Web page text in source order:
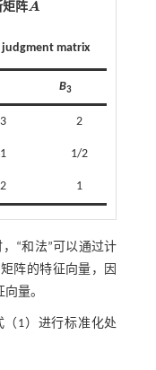
矩阵A
A
judgment matrix
B3
3 2
1 1/2
2 1
“和法”可以通过计
阵的特征向量，因
量。
（1） 进行标准化处